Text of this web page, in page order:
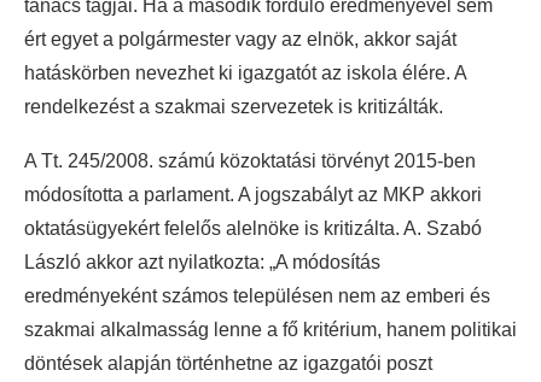
tanács tagjai. Ha a második forduló eredményével sem
ért egyet a polgármester vagy az elnök, akkor saját
hatáskörben nevezhet ki igazgatót az iskola élére. A
rendelkezést a szakmai szervezetek is kritizálták.
A Tt. 245/2008. számú közoktatási törvényt 2015-ben
módosította a parlament. A jogszabályt az MKP akkori
oktatásügyekért felelős alelnöke is kritizálta. A. Szabó
László akkor azt nyilatkozta: „A módosítás
eredményeként számos településen nem az emberi és
szakmai alkalmasság lenne a fő kritérium, hanem politikai
döntések alapján történhetne az igazgatói poszt